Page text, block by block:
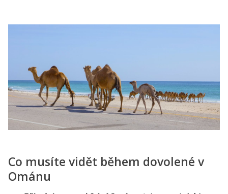
Co musíte vidět během dovolené v
Ománu